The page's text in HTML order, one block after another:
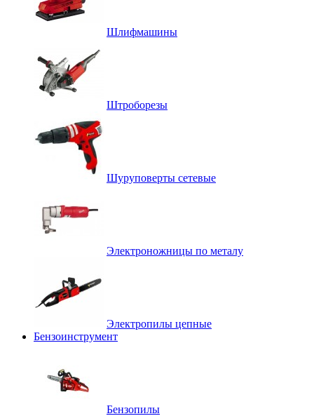
Шлифмашины
Штроборезы
Шуруповерты сетевые
Электроножницы по металу
Электропилы цепные
Бензоинструмент
Бензопилы